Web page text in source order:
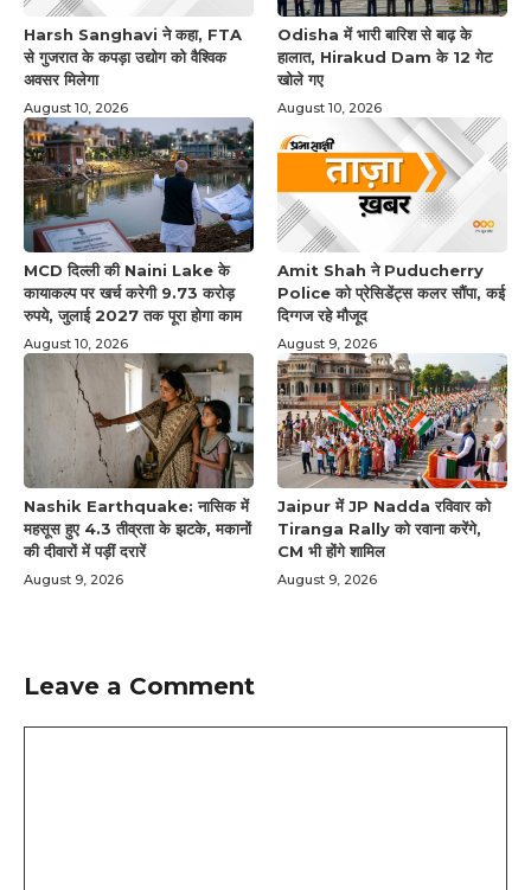
Harsh Sanghavi ने कहा, FTA
से गुजरात के कपड़ा उद्योग को वैश्विक
अवसर मिलेगा
August 10, 2026
Odisha में भारी बारिश से बाढ़ के
हालात, Hirakud Dam के 12 गेट
खोले गए
August 10, 2026
MCD दिल्ली की Naini Lake के
कायाकल्प पर खर्च करेगी 9.73 करोड़
रुपये, जुलाई 2027 तक पूरा होगा काम
August 10, 2026
Amit Shah ने Puducherry
Police को प्रेसिडेंट्स कलर सौंपा, कई
दिग्गज रहे मौजूद
August 9, 2026
Nashik Earthquake: नासिक में
महसूस हुए 4.3 तीव्रता के झटके, मकानों
की दीवारों में पड़ीं दरारें
August 9, 2026
Jaipur में JP Nadda रविवार को
Tiranga Rally को रवाना करेंगे,
CM भी होंगे शामिल
August 9, 2026
Leave a Comment